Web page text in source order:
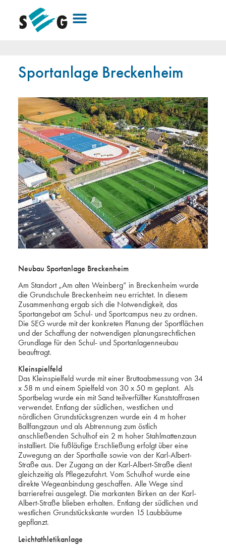
Sportanlage Breckenheim
Neubau Sportanlage Breckenheim
Am Standort „Am alten Weinberg“ in Breckenheim wurde
die Grundschule Breckenheim neu errichtet. In diesem
Zusammenhang ergab sich die Notwendigkeit, das
Sportangebot am Schul- und Sportcampus neu zu ordnen.
Die SEG wurde mit der konkreten Planung der Sportflächen
und der Schaffung der notwendigen planungsrechtlichen
Grundlage für den Schul- und Sportanlagenneubau
beauftragt.
Kleinspielfeld
Das Kleinspielfeld wurde mit einer Bruttoabmessung von 34
x 58 m und einem Spielfeld von 30 x 50 m geplant. Als
Sportbelag wurde ein mit Sand teilverfüllter Kunststoffrasen
verwendet. Entlang der südlichen, westlichen und
nördlichen Grundstücksgrenzen wurde ein 4 m hoher
Ballfangzaun und als Abtrennung zum östlich
anschließenden Schulhof ein 2 m hoher Stahlmattenzaun
installiert. Die fußläufige Erschließung erfolgt über eine
Zuwegung an der Sporthalle sowie von der Karl-Albert-
Straße aus. Der Zugang an der Karl-Albert-Straße dient
gleichzeitig als Pflegezufahrt. Vom Schulhof wurde eine
direkte Wegeanbindung geschaffen. Alle Wege sind
barrierefrei ausgelegt. Die markanten Birken an der Karl-
Albert-Straße blieben erhalten. Entlang der südlichen und
westlichen Grundstückskante wurden 15 Laubbäume
gepflanzt.
Leichtathletikanlage